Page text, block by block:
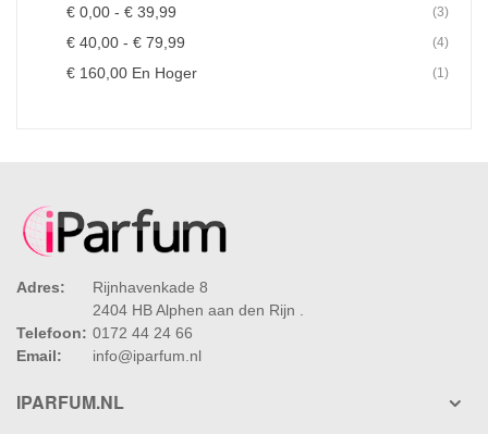
€ 0,00 - € 39,99 3
€ 40,00 - € 79,99 4
€ 160,00 En Hoger 1
Adres:
Rijnhavenkade 8
2404 HB Alphen aan den Rijn .
Telefoon: 0172 44 24 66
Email:
info@iparfum.nl
IPARFUM.NL